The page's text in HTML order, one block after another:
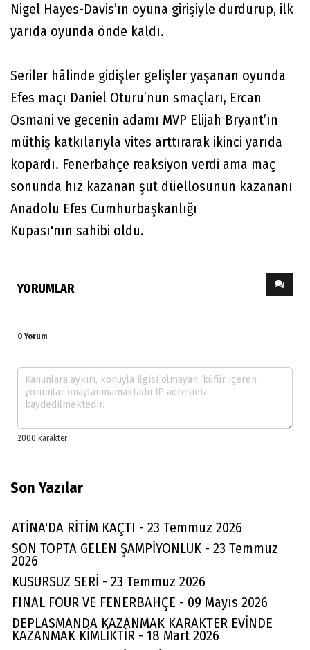
Nigel Hayes-Davis’ın oyuna girişiyle durdurup, ilk
yarıda oyunda önde kaldı.
Seriler hâlinde gidişler gelişler yaşanan oyunda
Efes maçı Daniel Oturu’nun smaçları, Ercan
Osmani ve gecenin adamı MVP Elijah Bryant’ın
müthiş katkılarıyla vites arttırarak ikinci yarıda
kopardı. Fenerbahçe reaksiyon verdi ama maç
sonunda hız kazanan şut düellosunun kazananı
Anadolu Efes Cumhurbaşkanlığı
Kupası'nın sahibi oldu.
YORUMLAR
0 Yorum
Son Yazılar
ATİNA'DA RİTİM KAÇTI - 23 Temmuz 2026
SON TOPTA GELEN ŞAMPİYONLUK - 23 Temmuz
2026
KUSURSUZ SERİ - 23 Temmuz 2026
FINAL FOUR VE FENERBAHÇE - 09 Mayıs 2026
DEPLASMANDA KAZANMAK KARAKTER EVİNDE
KAZANMAK KİMLİKTİR - 18 Mart 2026